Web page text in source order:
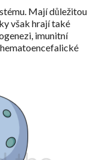
Mají důležitou
však hrají také
imunitní